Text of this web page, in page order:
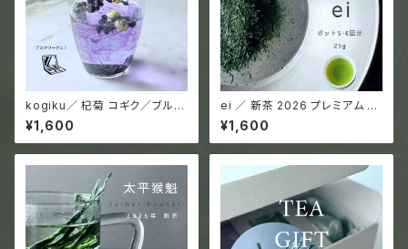
kogiku／ 杞菊 コギク／ブルー
ベリーの10-20倍のアントシア
ニン／デスクワークに最適／2.
5g 個包装×3（3リットル分）
¥1,600
ei ／ 新茶 2026 プレミアム 鹿
児島 頴娃 知覧 25g ジッパー袋
入
¥1,600